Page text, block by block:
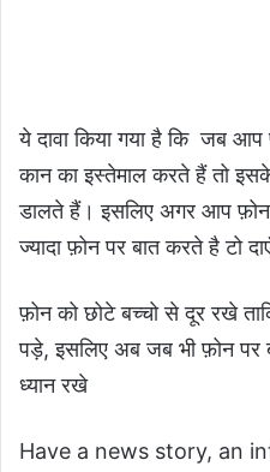
ये दावा किया गया है कि जब
कान का इस्तेमाल करते हैं तो
डालते हैं। इसलिए अगर आप फ़ोन
ज्यादा फ़ोन पर बात करते है टो
फ़ोन को छोटे बच्चो से दूर रखे
पड़े, इसलिए अब जब भी फ़ोन पर
ध्यान रखे
Have a news story, an